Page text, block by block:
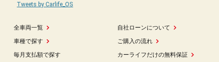
全車両一覧
車種で探す
毎月支払額で探す
自社ローンについて
ご購入の流れ
カーライフだけの無料保証
Tweets by Carlife_OS